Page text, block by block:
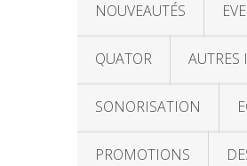
NOUVEAUTÉS
QUATOR AUTRES
SONORISATION
PROMOTIONS